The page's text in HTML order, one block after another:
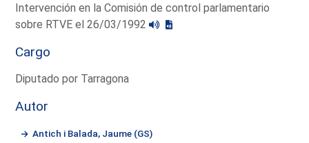
Intervención en la Comisión de control parlamentario
sobre RTVE el 26/03/1992
Cargo
Diputado por Tarragona
Autor
Antich i Balada, Jaume (GS)